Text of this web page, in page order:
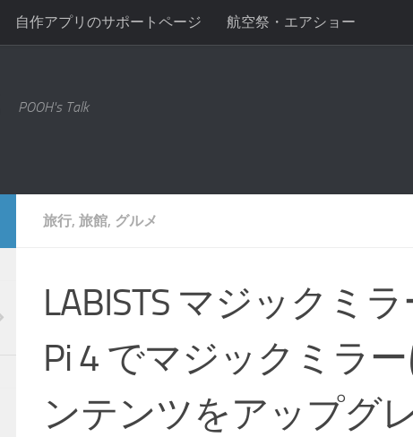
自作アプリのサポートページ 航空祭・エアショー
POOH's Talk
旅行, 旅館, グルメ
LABISTS マジックミ
Pi 4 でマジックミラ
ンテンツをアップグ